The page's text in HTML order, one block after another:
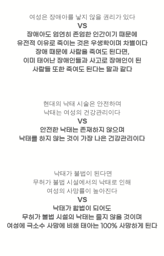
여성은 장애아를 낳지 않을 권리가 있다
VS
장애아도 엄연히 존엄한 인간이기 때문에
​유전적 이유로 죽이는 것은 우생학이며 차별이다
장애 때문에 사람을 죽여도 된다면,
이미 태어난 장애인들과 사고로 장애인이 된
사람들 또한 죽여도 된다는 말과 같다
현대의 낙태 시술은 안전하며
​낙태는 여성의 건강관리이다
VS
안전한 낙태는 존재하지 않으며
​낙태를 하지 않는 것이 가장 나은 건강관리이다
낙태가 불법이 된다면
무허가 불법 시설에서의 낙태로 인해
여성의 사망률이 높아진다
VS
낙태가 합법이 되어도
무허가 불법 시설의 낙태는 줄지 않을 것이며
​여성에 극소수 사망에 비해 태아는 100% 사망하게 된다